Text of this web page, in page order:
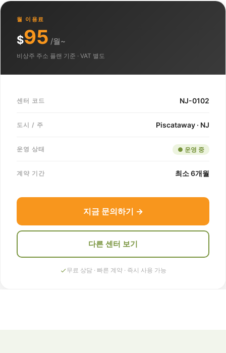
월 이용료
$95 /월~
비상주 주소 플랜 기준 · VAT 별도
센터 코드 NJ-0102
도시 / 주 Piscataway · NJ
운영 상태 ● 운영 중
계약 기간 최소 6개월
지금 문의하기 →
다른 센터 보기
무료 상담 · 빠른 계약 · 즉시 사용 가능